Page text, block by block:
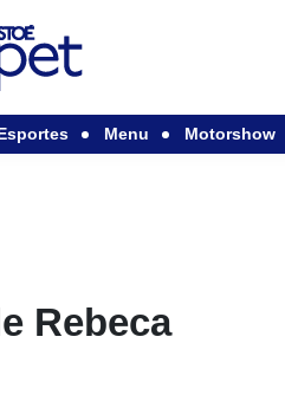
Menu Motorshow
Rebeca